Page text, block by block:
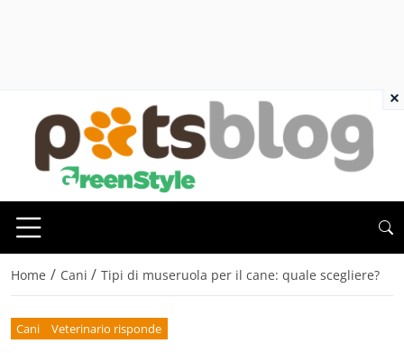
Home / Cani / Tipi di museruola per il cane: quale scegliere?
Cani Veterinario risponde
×